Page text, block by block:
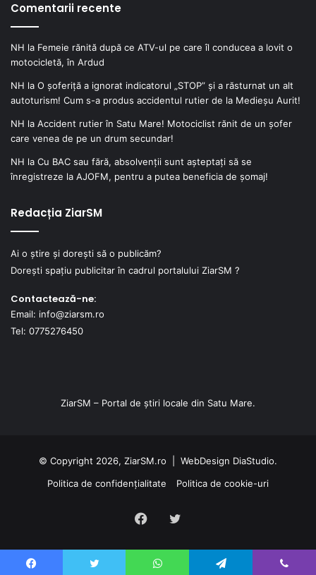
Comentarii recente
NH la Femeie rănită după ce ATV-ul pe care îl conducea a lovit o
motocicletă, în Ardud
NH la O șoferiță a ignorat indicatorul „STOP” și a răsturnat un alt
autoturism! Cum s-a produs accidentul rutier de la Medieșu Aurit!
NH la Accident rutier în Satu Mare! Motociclist rănit de un șofer
care venea de pe un drum secundar!
NH la Cu BAC sau fără, absolvenții sunt așteptați să se
înregistreze la AJOFM, pentru a putea beneficia de șomaj!
Redacția ZiarSM
Ai o știre și dorești să o publicăm?
Dorești spațiu publicitar în cadrul portalului ZiarSM ?
Contactează-ne:
Email: info@ziarsm.ro
Tel: 0775276450
ZiarSM – Portal de știri locale din Satu Mare.
© Copyright 2026, ZiarSM.ro | WebDesign DiaStudio.
Politica de confidențialitate
Politica de cookie-uri
FacebookTwitter